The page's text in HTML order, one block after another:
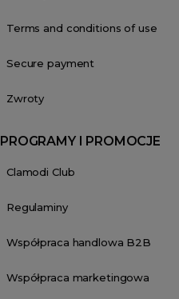
Terms and conditions of use
Secure payment
Zwroty
PROGRAMY I PROMOCJE
Clamodi Club
Regulaminy
Współpraca handlowa B2B
Współpraca marketingowa